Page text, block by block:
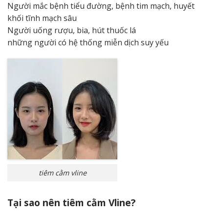
Người mắc bệnh tiểu đường, bệnh tim mạch, huyết
khối tĩnh mạch sâu
Người uống rượu, bia, hút thuốc lá
những người có hệ thống miễn dịch suy yếu
tiêm cằm vline
Tại sao nên tiêm cằm Vline?